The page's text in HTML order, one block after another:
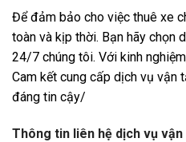
Để đảm bảo cho việc thuê xe
toàn và kịp thời. Bạn hãy chọn
24/7 chúng tôi. Với kinh
Cam kết cung cấp dịch vụ vận
đáng tin cậy/
Thông tin liên hệ dịch vụ vận